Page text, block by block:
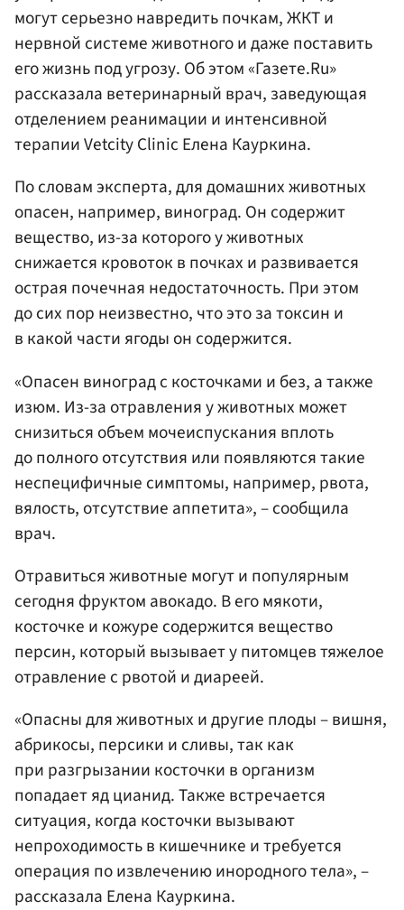
могут серьезно навредить почкам, ЖКТ и
нервной системе животного и даже поставить
его жизнь под угрозу. Об этом «Газете.Ru»
рассказала ветеринарный врач, заведующая
отделением реанимации и интенсивной
терапии Vetcity Clinic Елена Кауркина.
По словам эксперта, для домашних животных
опасен, например, виноград. Он содержит
вещество, из-за которого у животных
снижается кровоток в почках и развивается
острая почечная недостаточность. При этом
до сих пор неизвестно, что это за токсин и
в какой части ягоды он содержится.
«Опасен виноград с косточками и без, а также
изюм. Из-за отравления у животных может
снизиться объем мочеиспускания вплоть
до полного отсутствия или появляются такие
неспецифичные симптомы, например, рвота,
вялость, отсутствие аппетита», – сообщила
врач.
Отравиться животные могут и популярным
сегодня фруктом авокадо. В его мякоти,
косточке и кожуре содержится вещество
персин, который вызывает у питомцев тяжелое
отравление с рвотой и диареей.
«Опасны для животных и другие плоды – вишня,
абрикосы, персики и сливы, так как
при разгрызании косточки в организм
попадает яд цианид. Также встречается
ситуация, когда косточки вызывают
непроходимость в кишечнике и требуется
операция по извлечению инородного тела», –
рассказала Елена Кауркина.